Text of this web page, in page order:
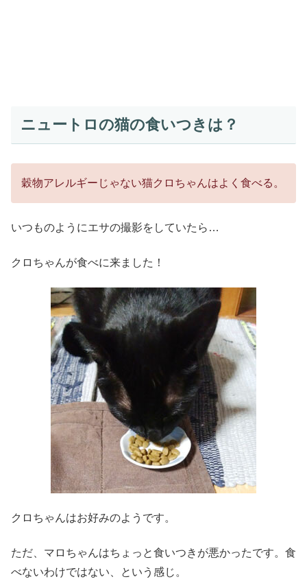
ニュートロの猫の食いつきは？
穀物アレルギーじゃない猫クロちゃんはよく食べる。
いつものようにエサの撮影をしていたら…
クロちゃんが食べに来ました！
クロちゃんはお好みのようです。
ただ、マロちゃんはちょっと食いつきが悪かったです。食
べないわけではない、という感じ。